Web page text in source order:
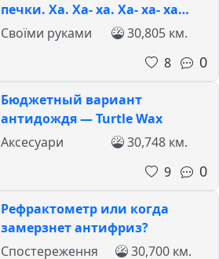
печки. Ха. Ха- ха. Ха- ха- ха…
Своїми руками
30,805 км.
8
0
Бюджетный вариант
антидождя — Turtle Wax
Аксесуари
30,748 км.
9
0
Рефрактометр или когда
замерзнет антифриз?
Спостереження
30,700 км.